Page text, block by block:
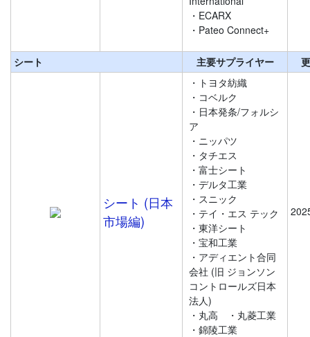
・ECARX
・Pateo Connect+
シート 主要サプライヤー
シート (日本
市場編)
・トヨタ紡織
・コベルク
・日本発条/フォルシ
ア
・ニッパツ
・タチエス
・富士シート
・デルタ工業
・スニック
・テイ・エス テック
・東洋シート
・宝和工業
・アディエント合同
会社 (旧 ジョンソン
コントロールズ日本
法人)
・丸高
・丸菱工業
・錦陵工業